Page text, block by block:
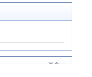
更多>>